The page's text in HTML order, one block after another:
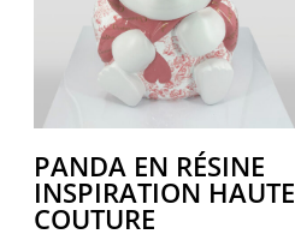
PANDA EN RÉSINE
INSPIRATION HAUTE
COUTURE